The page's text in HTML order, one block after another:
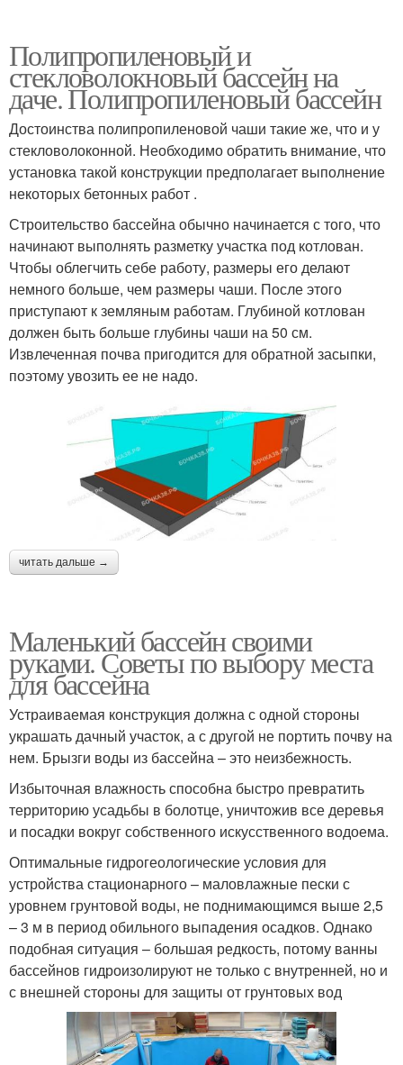
Полипропиленовый и
стекловолокновый бассейн на
даче. Полипропиленовый бассейн
Достоинства полипропиленовой чаши такие же, что и у
стекловолоконной. Необходимо обратить внимание, что
установка такой конструкции предполагает выполнение
некоторых бетонных работ .
Строительство бассейна обычно начинается с того, что
начинают выполнять разметку участка под котлован.
Чтобы облегчить себе работу, размеры его делают
немного больше, чем размеры чаши. После этого
приступают к земляным работам. Глубиной котлован
должен быть больше глубины чаши на 50 см.
Извлеченная почва пригодится для обратной засыпки,
поэтому увозить ее не надо.
читать дальше →
Маленький бассейн своими
руками. Советы по выбору места
для бассейна
Устраиваемая конструкция должна с одной стороны
украшать дачный участок, а с другой не портить почву на
нем. Брызги воды из бассейна – это неизбежность.
Избыточная влажность способна быстро превратить
территорию усадьбы в болотце, уничтожив все деревья
и посадки вокруг собственного искусственного водоема.
Оптимальные гидрогеологические условия для
устройства стационарного – маловлажные пески с
уровнем грунтовой воды, не поднимающимся выше 2,5
– 3 м в период обильного выпадения осадков. Однако
подобная ситуация – большая редкость, потому ванны
бассейнов гидроизолируют не только с внутренней, но и
с внешней стороны для защиты от грунтовых вод